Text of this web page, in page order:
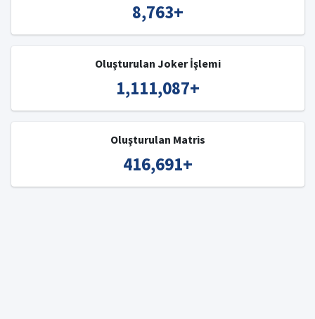
8,763+
Oluşturulan Joker İşlemi
1,111,087+
Oluşturulan Matris
416,691+